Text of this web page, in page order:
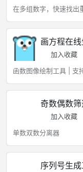
在多组数字，快速找出
画方程在
加入收藏
函数图像绘制工具 | 支
奇数偶数
加入收藏
单数双数分离器
序列号生